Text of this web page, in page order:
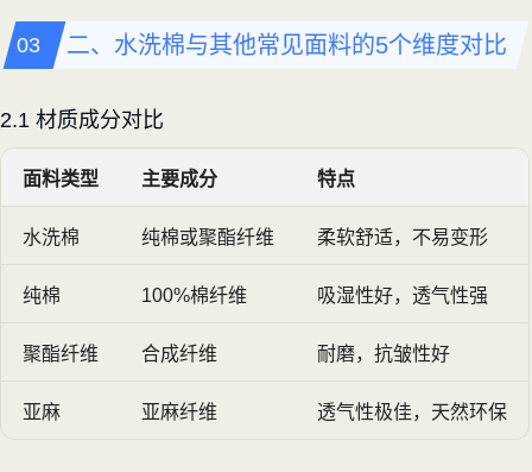
二、水洗棉与其他常见面料的5个维度对比
2.1 材质成分对比
面料类型 主要成分 特点
水洗棉 纯棉或聚酯纤维 柔软舒适，不易变形
纯棉 100%棉纤维 吸湿性好，透气性强
聚酯纤维 合成纤维 耐磨，抗皱性好
亚麻 亚麻纤维 透气性极佳，天然环保